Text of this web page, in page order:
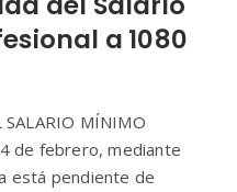
a 1080
SALARIO MÍNIMO
de febrero, mediante
está pendiente de